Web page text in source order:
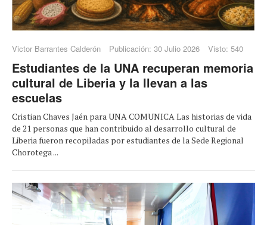
Victor Barrantes Calderón Publicación: 30 Julio 2026 Visto: 540
Estudiantes de la UNA recuperan memoria
cultural de Liberia y la llevan a las
escuelas
Cristian Chaves Jaén para UNA COMUNICA Las historias de vida
de 21 personas que han contribuido al desarrollo cultural de
Liberia fueron recopiladas por estudiantes de la Sede Regional
Chorotega ...